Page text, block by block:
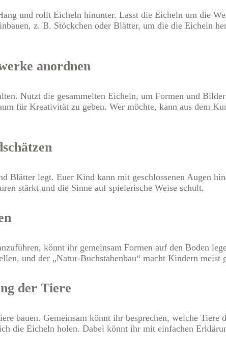
und rollt Eicheln hinunter. Lasst die Eicheln um die
z. B. Stöckchen oder Blätter, um die die Eicheln
anordnen
Nutzt die gesammelten Eicheln, um Formen und
für Kreativität zu geben. Wer möchte, kann aus dem
Blätter legt. Euer Kind kann mit geschlossenen Augen
stärkt und die Sinne auf spielerische Weise schult.
könnt ihr gemeinsam Formen auf den Boden
und der „Natur-Buchstabenbau“ macht Kindern meist
der Tiere
bauen. Gemeinsam könnt ihr besprechen, welche Tiere
die Eicheln holen. Dabei könnt ihr mit einfachen